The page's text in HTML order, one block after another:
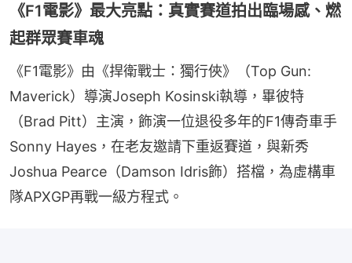
《F1電影》最大亮點：真實賽道拍出臨場感、燃
起群眾賽車魂
《F1電影》由《捍衛戰士：獨行俠》（Top Gun:
Maverick）導演Joseph Kosinski執導，畢彼特
（Brad Pitt）主演，飾演一位退役多年的F1傳奇車手
Sonny Hayes，在老友邀請下重返賽道，與新秀
Joshua Pearce（Damson Idris飾）搭檔，為虛構車
隊APXGP再戰一級方程式。